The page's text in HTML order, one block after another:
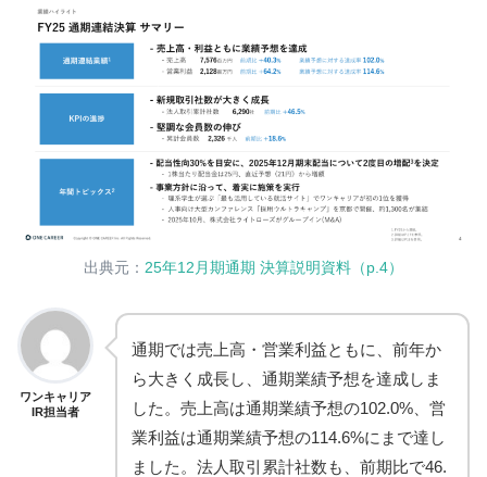
出典元： 25年12月期通期 決算説明資料（p.4）
ワンキャリア
IR担当者
通期では売上高・営業利益ともに、前年か
ら大きく成長し、通期業績予想を達成しま
した。売上高は通期業績予想の102.0%、営
業利益は通期業績予想の114.6%にまで達し
ました。法人取引累計社数も、前期比で46.